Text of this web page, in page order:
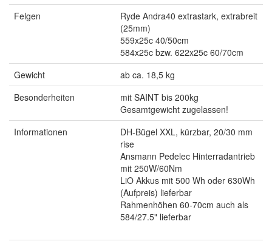
Felgen
Ryde Andra40 extrastark, extrabreit
(25mm)
559x25c 40/50cm
584x25c bzw. 622x25c 60/70cm
Gewicht
ab ca. 18,5 kg
Besonderheiten
mit SAINT bis 200kg
Gesamtgewicht zugelassen!
Informationen
DH-Bügel XXL, kürzbar, 20/30 mm
rise
Ansmann Pedelec Hinterradantrieb
mit 250W/60Nm
LiO Akkus mit 500 Wh oder 630Wh
(Aufpreis) lieferbar
Rahmenhöhen 60-70cm auch als
584/27.5" lieferbar